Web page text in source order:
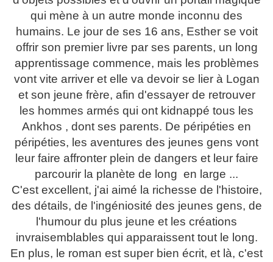
qui mène à un autre monde inconnu des
humains. Le jour de ses 16 ans, Esther se voit
offrir son premier livre par ses parents, un long
apprentissage commence, mais les problèmes
vont vite arriver et elle va devoir se lier à Logan
et son jeune frère, afin d'essayer de retrouver
les hommes armés qui ont kidnappé tous les
Ankhos , dont ses parents. De péripéties en
péripéties, les aventures des jeunes gens vont
leur faire affronter plein de dangers et leur faire
parcourir la planète de long en large ...
C'est excellent, j'ai aimé la richesse de l'histoire,
des détails, de l'ingéniosité des jeunes gens, de
l'humour du plus jeune et les créations
invraisemblables qui apparaissent tout le long.
En plus, le roman est super bien écrit, et là, c'est